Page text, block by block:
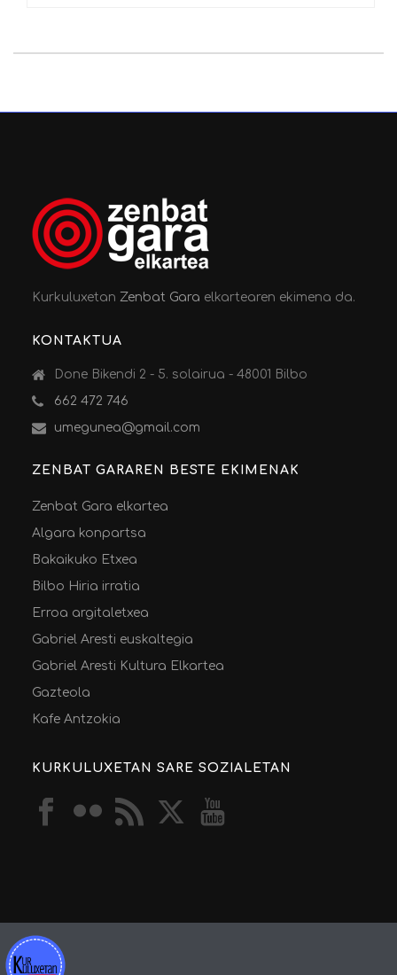
KurkuluxetanZenbat Gara elkartearen ekimena da.
KONTAKTUA
Done Bikendi 2 - 5. solairua - 48001 Bilbo
662 472 746
umegunea@gmail.com
ZENBAT GARAREN BESTE EKIMENAK
Zenbat Gara elkartea
Algara konpartsa
Bakaikuko Etxea
Bilbo Hiria irratia
Erroa argitaletxea
Gabriel Aresti euskaltegia
Gabriel Aresti Kultura Elkartea
Gazteola
Kafe Antzokia
KURKULUXETAN SARE SOZIALETAN